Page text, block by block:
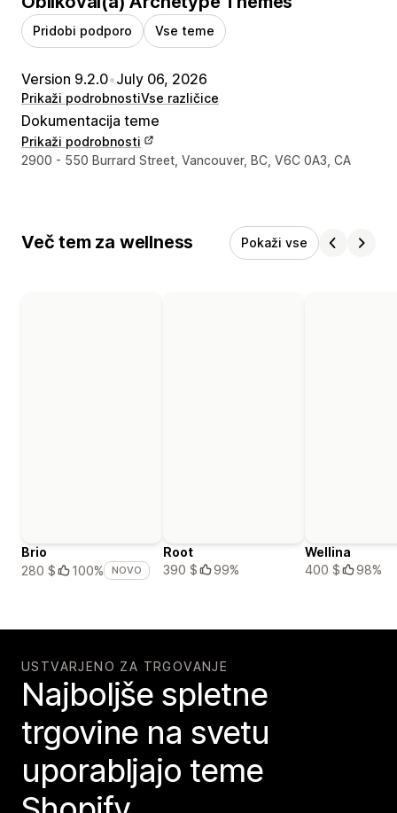
Pridobi podporo Vse teme
Version 9.2.0•July 06, 2026
Prikaži podrobnostiVse različice
Dokumentacija teme
Prikaži podrobnosti
Podatki za stik z oblikovalcem
2900 - 550 Burrard Street, Vancouver, BC, V6C 0A3, CA
Več tem za wellness Pokaži vse
Brio
280 $
100% NOVO
Root
390 $
99%
Wellina
400 $
98%
USTVARJENO ZA TRGOVANJE
Najboljše spletne
trgovine na svetu
uporabljajo teme